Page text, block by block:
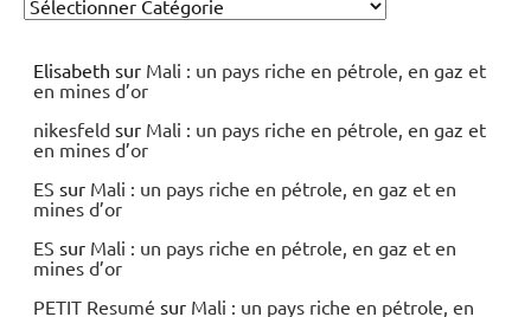
Elisabeth sur Mali : un pays riche en pétrole, en gaz et
en mines d’or
nikesfeld sur Mali : un pays riche en pétrole, en gaz et
en mines d’or
ES sur Mali : un pays riche en pétrole, en gaz et en
mines d’or
ES sur Mali : un pays riche en pétrole, en gaz et en
mines d’or
PETIT Resumé sur Mali : un pays riche en pétrole, en